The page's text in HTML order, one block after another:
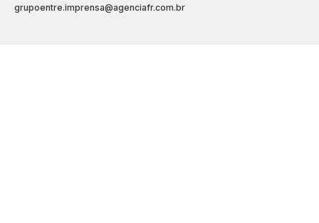
grupoentre.imprensa@agenciafr.com.br